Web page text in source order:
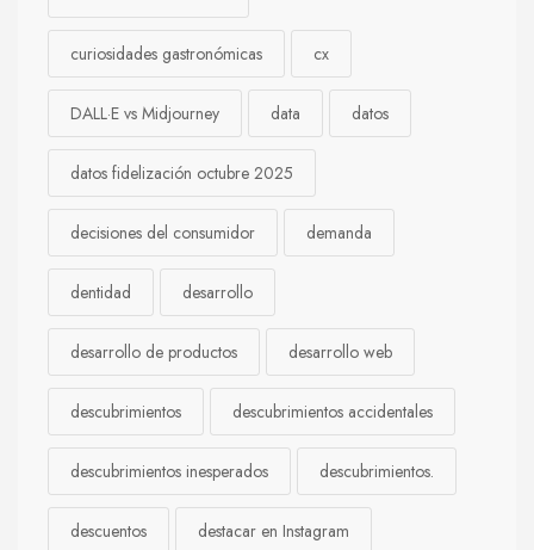
curiosidades gastronómicas cx
DALL·E vs Midjourney data datos
datos fidelización octubre 2025
decisiones del consumidor demanda
dentidad desarrollo
desarrollo de productos desarrollo web
descubrimientos descubrimientos accidentales
descubrimientos inesperados descubrimientos.
descuentos destacar en Instagram